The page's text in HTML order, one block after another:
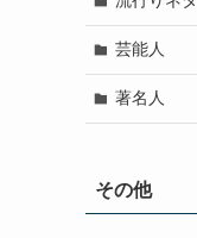
芸能人
著名人
その他